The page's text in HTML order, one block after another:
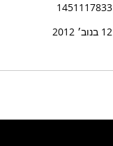
1451117833
12 בנוב׳ 2012